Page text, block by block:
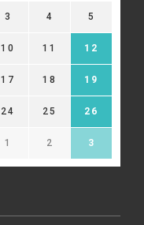
3 4 5
10 11 12
17 18 19
24 25 26
1 2 3